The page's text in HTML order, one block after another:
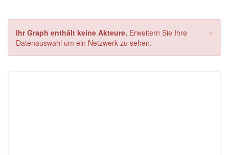
×
Ihr Graph enthält keine Akteure. Erweitern Sie Ihre
Datenauswahl um ein Netzwerk zu sehen.